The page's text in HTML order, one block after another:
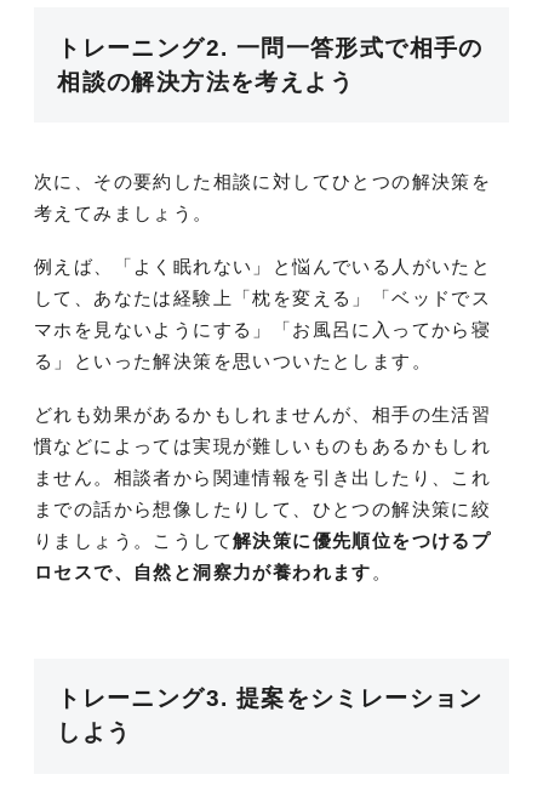
トレーニング2. 一問一答形式で相手の
相談の解決方法を考えよう
次に、その要約した相談に対してひとつの解決策を
考えてみましょう。
例えば、「よく眠れない」と悩んでいる人がいたと
して、あなたは経験上「枕を変える」「ベッドでス
マホを見ないようにする」「お風呂に入ってから寝
る」といった解決策を思いついたとします。
どれも効果があるかもしれませんが、相手の生活習
慣などによっては実現が難しいものもあるかもしれ
ません。相談者から関連情報を引き出したり、これ
までの話から想像したりして、ひとつの解決策に絞
りましょう。こうして解決策に優先順位をつけるプ
ロセスで、自然と洞察力が養われます 。
トレーニング3. 提案をシミレーション
しよう